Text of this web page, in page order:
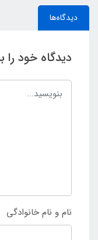
دیدگاه‌ها
دیدگاه خود را
نام و نام خانوادگی